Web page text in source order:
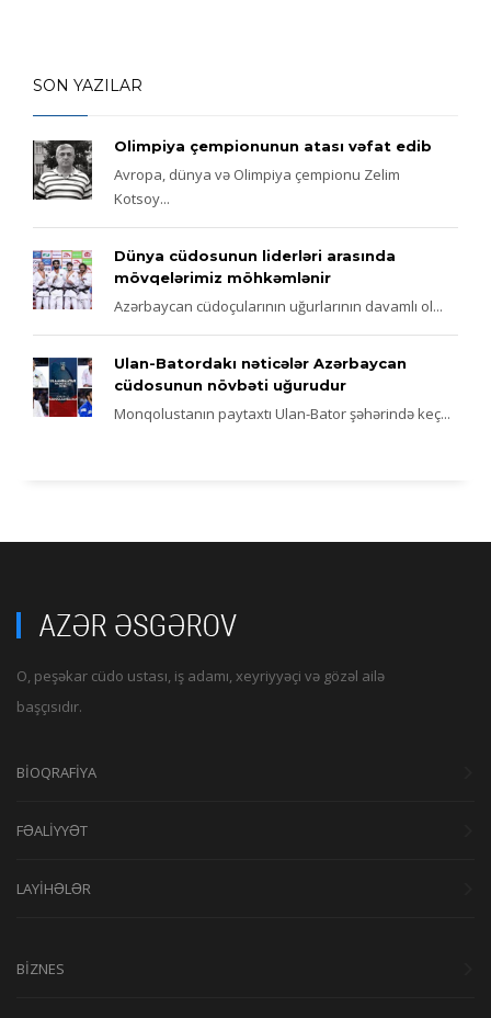
SON YAZILAR
Olimpiya çempionunun atası vəfat edib
Avropa, dünya və Olimpiya çempionu Zelim
Kotsoy...
Dünya cüdosunun liderləri arasında
mövqelərimiz möhkəmlənir
Azərbaycan cüdoçularının uğurlarının davamlı ol...
Ulan-Batordakı nəticələr Azərbaycan
cüdosunun növbəti uğurudur
Monqolustanın paytaxtı Ulan-Bator şəhərində keç...
O, peşəkar cüdo ustası, iş adamı, xeyriyyəçi və gözəl ailə
başçısıdır.
BİOQRAFİYA
FƏALİYYƏT
LAYİHƏLƏR
BİZNES